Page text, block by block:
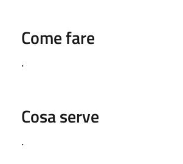
Come fare
.
Cosa serve
.